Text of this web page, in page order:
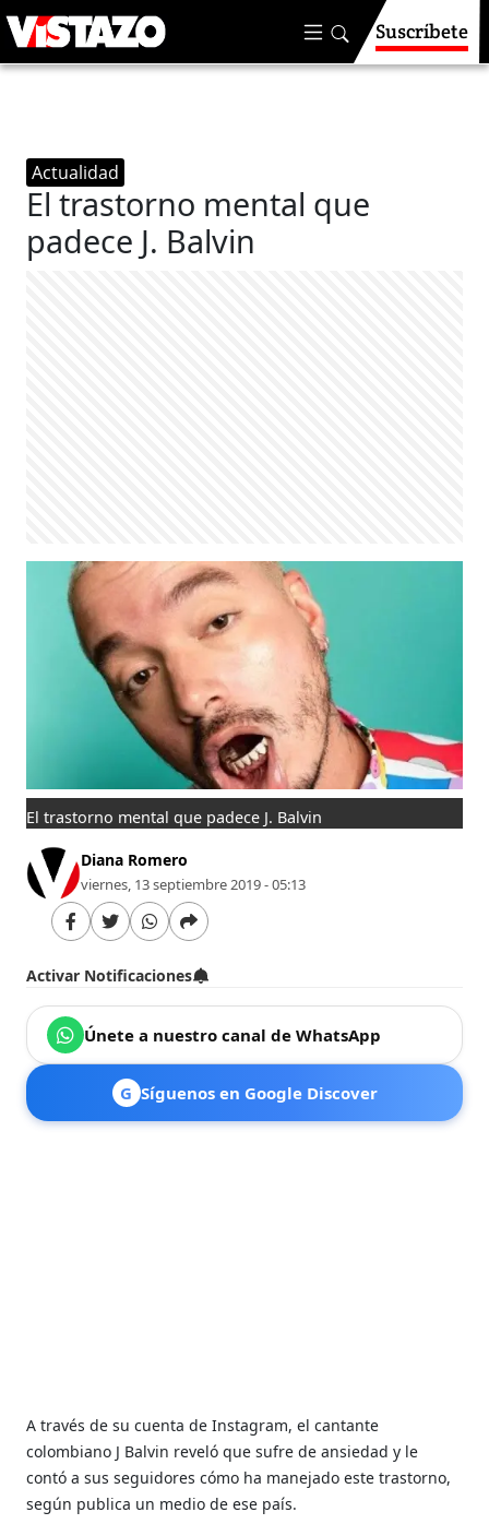
Suscríbete
Actualidad
El trastorno mental que
padece J. Balvin
El trastorno mental que padece J. Balvin
Diana Romero
viernes, 13 septiembre 2019 - 05:13
Activar Notificaciones
Únete a nuestro canal de WhatsApp
G Síguenos en Google Discover
A través de su cuenta de Instagram, el cantante
colombiano J Balvin reveló que sufre de ansiedad y le
contó a sus seguidores cómo ha manejado este trastorno,
según publica un medio de ese país.